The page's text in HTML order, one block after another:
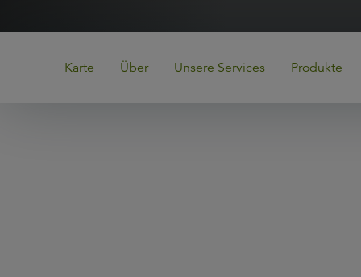
Karte Über Unsere Services Produkte